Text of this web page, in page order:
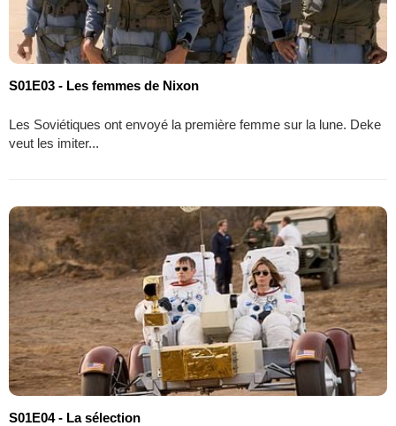
S01E03 - Les femmes de Nixon
Les Soviétiques ont envoyé la première femme sur la lune. Deke
veut les imiter...
S01E04 - La sélection